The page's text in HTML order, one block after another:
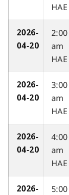
HAE
2026-
04-20
2:00
am
HAE
2026-
04-20
3:00
am
HAE
2026-
04-20
4:00
am
HAE
2026-
5:00